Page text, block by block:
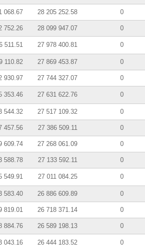
068.67 28 205 252.58 0
752.26 28 099 947.07 0
511.51 27 978 400.81 0
110.82 27 869 453.87 0
930.97 27 744 327.07 0
353.46 27 631 622.76 0
544.32 27 517 109.32 0
457.56 27 386 509.11 0
609.74 27 268 061.09 0
588.78 27 133 592.11 0
549.91 27 011 084.25 0
583.40 26 886 609.89 0
819.01 26 718 371.14 0
884.76 26 589 198.13 0
043.16 26 444 183.52 0